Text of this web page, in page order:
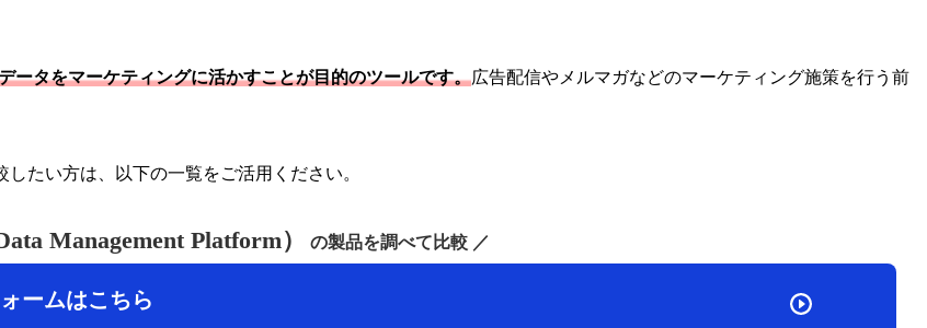
ータをマーケティングに活かすことが目的のツールです。広告配信やメルマガなどのマーケティング施策を行う前
たい方は、以下の一覧をご活用ください。
Management Platform） の製品を調べて比較 ／
ームはこちら